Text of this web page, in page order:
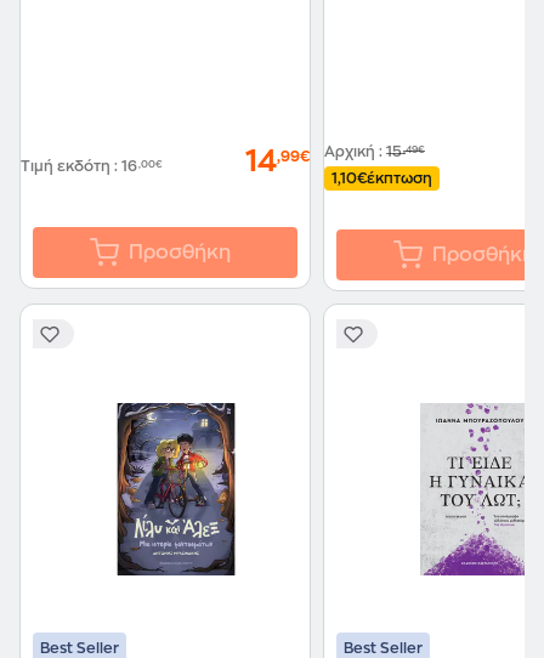
Τιμή εκδότη : 16,00€ 14,99€
Προσθήκη
Αρχική : 15,49€
1,10€έκπτωση
Προσθήκη
Best Seller Best Seller